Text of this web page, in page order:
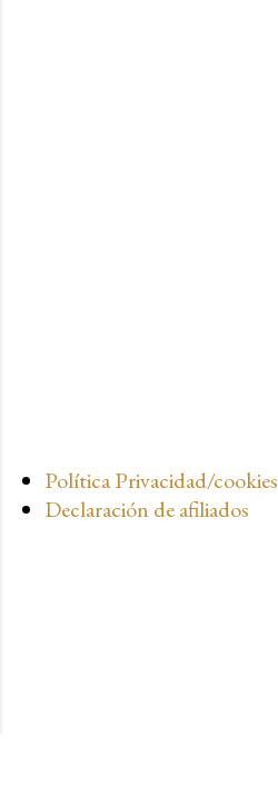
Política Privacidad/cookies
Declaración de afiliados